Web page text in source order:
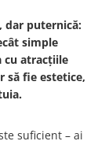
dar puternică:
simple
cu atracțiile
să fie estetice,
suficient – ai